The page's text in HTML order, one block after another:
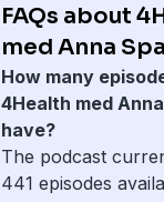
FAQs about
med Anna
How many
4Health med
have?
The podcast
441 episodes